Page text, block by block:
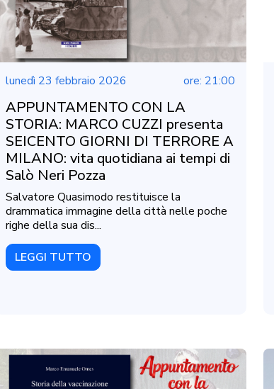
lunedì 23 febbraio 2026 ore: 21:00
APPUNTAMENTO CON LA
STORIA: MARCO CUZZI presenta
SEICENTO GIORNI DI TERRORE A
MILANO: vita quotidiana ai tempi di
Salò Neri Pozza
Salvatore Quasimodo restituisce la
drammatica immagine della città nelle poche
righe della sua dis...
LEGGI TUTTO